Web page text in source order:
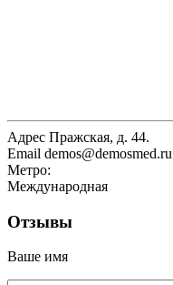
Адрес Пражская, д. 44.
Email demos@demosmed.ru
Метро:
Международная
Отзывы
Ваше имя